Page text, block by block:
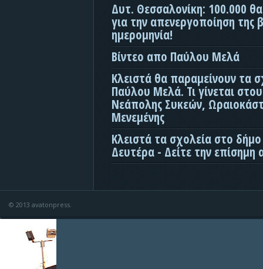
Δυτ. Θεσσαλονίκη: 100.000
για την απενεργοποίηση της
ημερομηνία!
Βίντεο απο Παύλου Μελά
Κλειστά θα παραμείνουν τα
Παύλου Μελά. Τι γίνεται
Νεάπολης Συκεών,
Μενεμένης
Κλειστά τα σχολεία στο
Δευτέρα - Δείτε την επίσημη
© 2013 avatonpress.